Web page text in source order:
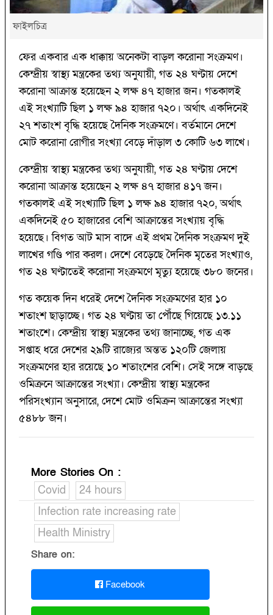
ফাইলচিত্র
ফের একবার এক ধাক্কায় অনেকটা বাড়ল করোনা সংক্রমণ।
কেন্দ্রীয় স্বাস্থ্য মন্ত্রকের তথ্য অনুযায়ী, গত ২৪ ঘণ্টায় দেশে
করোনা আক্রান্ত হয়েছেন ২ লক্ষ ৪৭ হাজার জন। গতকালই
এই সংখ্যাটি ছিল ১ লক্ষ ৯৪ হাজার ৭২০। অর্থাৎ একদিনেই
২৭ শতাংশ বৃদ্ধি হয়েছে দৈনিক সংক্রমণে। বর্তমানে দেশে
মোট করোনা রোগীর সংখ্যা বেড়ে দাঁড়াল ৩ কোটি ৬৩ লাখে।
কেন্দ্রীয় স্বাস্থ্য মন্ত্রকের তথ্য অনুযায়ী, গত ২৪ ঘণ্টায় দেশে
করোনা আক্রান্ত হয়েছেন ২ লক্ষ ৪৭ হাজার ৪১৭ জন।
গতকালই এই সংখ্যাটি ছিল ১ লক্ষ ৯৪ হাজার ৭২০, অর্থাৎ
একদিনেই ৫০ হাজারের বেশি আক্রান্তের সংখ্যায় বৃদ্ধি
হয়েছে। বিগত আট মাস বাদে এই প্রথম দৈনিক সংক্রমণ দুই
লাখের গণ্ডি পার করল। দেশে বেড়েছে দৈনিক মৃতের সংখ্যাও,
গত ২৪ ঘণ্টাতেই করোনা সংক্রমণে মৃত্যু হয়েছে ৩৮০ জনের।
গত কয়েক দিন ধরেই দেশে দৈনিক সংক্রমণের হার ১০
শতাংশ ছাড়াচ্ছে। গত ২৪ ঘণ্টায় তা পৌঁছে গিয়েছে ১৩.১১
শতাংশে। কেন্দ্রীয় স্বাস্থ্য মন্ত্রকের তথ্য জানাচ্ছে, গত এক
সপ্তাহ ধরে দেশের ২৯টি রাজ্যের অন্তত ১২০টি জেলায়
সংক্রমণের হার রয়েছে ১০ শতাংশের বেশি। সেই সঙ্গে বাড়ছে
ওমিক্রনে আক্রান্তের সংখ্যা। কেন্দ্রীয় স্বাস্থ্য মন্ত্রকের
পরিসংখ্যান অনুসারে, দেশে মোট ওমিক্রন আক্রান্তের সংখ্যা
৫৪৮৮ জন।
More Stories On :
Covid
24 hours
Infection rate increasing rate
Health Ministry
Share on:
Facebook